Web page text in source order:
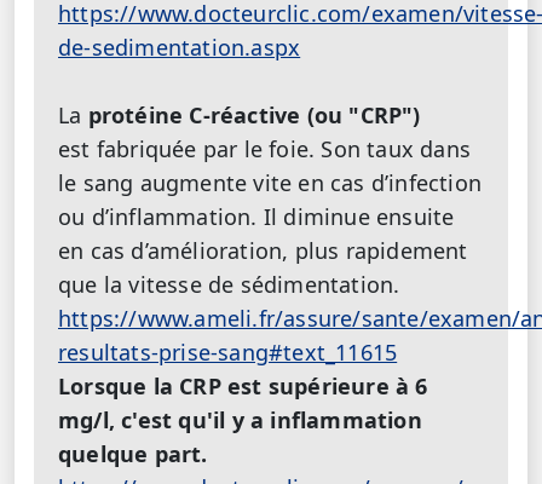
https://www.docteurclic.com/examen/
de-sedimentation.aspx
La protéine C-réactive (ou "CRP")
est fabriquée par le foie. Son taux dans
le sang augmente vite en cas d’infection
ou d’inflammation. Il diminue ensuite
en cas d’amélioration, plus rapidement
que la vitesse de sédimentation.
https://www.ameli.fr/assure/sante/examen/
resultats-prise-sang#text_11615
Lorsque la CRP est supérieure à 6
mg/l, c'est qu'il y a inflammation
quelque part.